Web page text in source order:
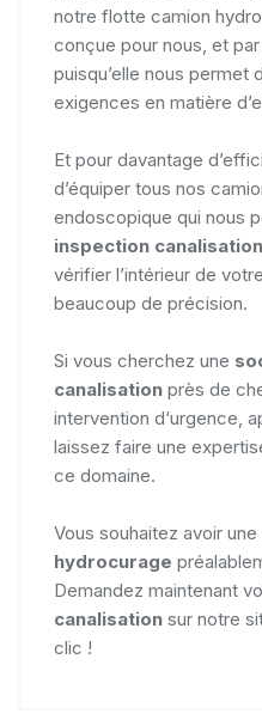
notre flotte camion
conçue pour nous, et
puisqu’elle nous permet
exigences en matière
Et pour davantage
d’équiper tous nos
endoscopique qui nous
inspection
vérifier l’intérieur de
beaucoup de précision.
Si vous cherchez une
canalisation près de
intervention d‘urgence,
laissez faire une
ce domaine.
Vous souhaitez avoir
hydrocurage
Demandez maintenant
canalisation sur notre
clic !